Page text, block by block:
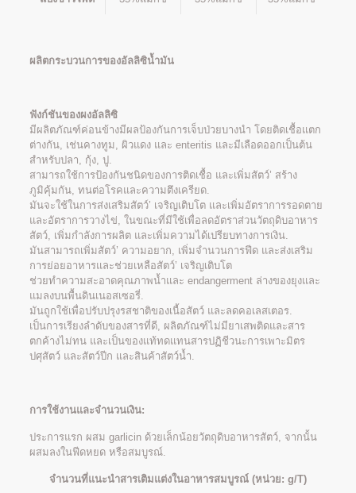
ผลิตกระบวนการของอัลลิซิน้ำมัน
ฟังก์ชันของผงอัลลิซิ
มีผลิตภัณฑ์ค่อนข้างมีผลป้องกันการเจ็บป่วยบางนำ โดยติดเชื้อแตก
ต่างกัน, เช่นคางทูม, ผิวแดง และ enteritis และมีเลือดออกเป็นต้น
สำหรับปลา, กุ้ง, ปู.
สามารถใช้การป้องกันชนิดของการติดเชื้อ และเพิ่มสัตว์’ สร้าง
ภูมิคุ้มกัน, ทนต่อโรคและความตึงเครียด.
มันจะใช้ในการส่งเสริมสัตว์’ เจริญเติบโต และเพิ่มอัตราการรอดตาย
และอัตราการวางไข่, ในขณะที่มีใช้เพื่อลดอัตราส่วนวัตถุดิบอาหาร
สัตว์, เพิ่มกำลังการผลิต และเพิ่มความได้เปรียบทางการเงิน.
มันสามารถเพิ่มสัตว์’ ความอยาก, เพิ่มจำนวนการฟีด และส่งเสริม
การย่อยอาหารและช่วยเหลือสัตว์’ เจริญเติบโต
ช่วยทำความสะอาดคุณภาพน้ำและ endangerment ล่างของยุงและ
แมลงบนพื้นดินเนอสเซอรี่.
มันถูกใช้เพื่อปรับปรุงรสชาติของเนื้อสัตว์ และลดคอเลสเตอร.
เป็นการเรียงลำดับของสารที่ดี, ผลิตภัณฑ์ไม่มียาเสพติดและสาร
ตกค้างไม่ทน และเป็นของแท้ทดแทนสารปฏิชีวนะการเพาะมิตร
ปศุสัตว์ และสัตว์ปีก และสินค้าสัตว์น้ำ.
การใช้งานและจำนวนเงิน:
ประการแรก ผสม garlicin ด้วยเล็กน้อยวัตถุดิบอาหารสัตว์, จากนั้น
ผสมลงในฟีดหยด หรือสมบูรณ์.
จำนวนที่แนะนำสารเติมแต่งในอาหารสมบูรณ์ (หน่วย: g/T)